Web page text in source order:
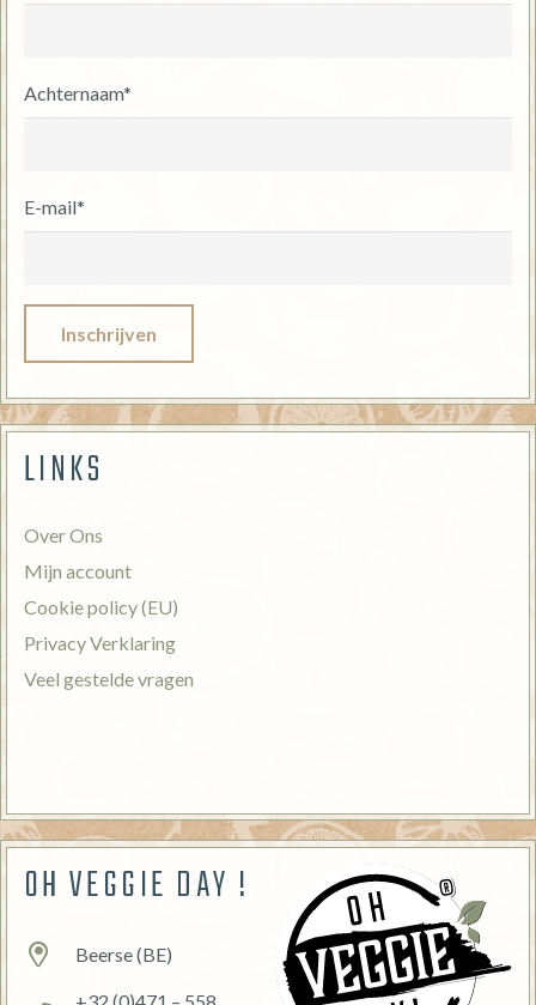
Achternaam*
E-mail*
LINKS
Over Ons
Mijn account
Cookie policy (EU)
Privacy Verklaring
Veel gestelde vragen
OH VEGGIE DAY !
Beerse (BE)